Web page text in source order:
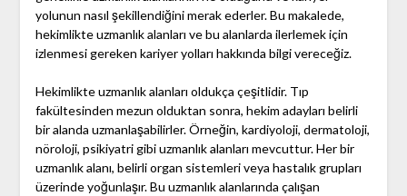
yolunun nasıl şekillendiğini merak ederler. Bu makalede,
hekimlikte uzmanlık alanları ve bu alanlarda ilerlemek için
izlenmesi gereken kariyer yolları hakkında bilgi vereceğiz.
Hekimlikte uzmanlık alanları oldukça çeşitlidir. Tıp
fakültesinden mezun olduktan sonra, hekim adayları belirli
bir alanda uzmanlaşabilirler. Örneğin, kardiyoloji, dermatoloji,
nöroloji, psikiyatri gibi uzmanlık alanları mevcuttur. Her bir
uzmanlık alanı, belirli organ sistemleri veya hastalık grupları
üzerinde yoğunlaşır. Bu uzmanlık alanlarında çalışan